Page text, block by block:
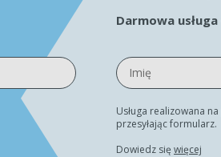
Darmowa
Usługa realizowana
przesyłając formularz.
Dowiedz się więcej